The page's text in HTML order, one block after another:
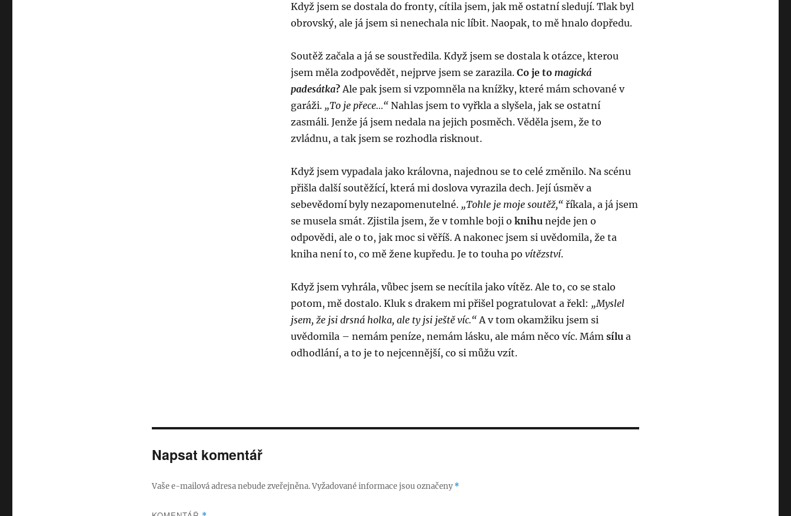
Když jsem se dostala do fronty, cítila jsem, jak mě ostatní sledují. Tlak byl
obrovský, ale já jsem si nenechala nic líbit. Naopak, to mě hnalo dopředu.
Soutěž začala a já se soustředila. Když jsem se dostala k otázce, kterou
jsem měla zodpovědět, nejprve jsem se zarazila.Co je tomagická
padesátka?Ale pak jsem si vzpomněla na knížky, které mám schované v
garáži. „To je přece…“ Nahlas jsem to vyřkla a slyšela, jak se ostatní
zasmáli. Jenže já jsem nedala na jejich posměch. Věděla jsem, že to
zvládnu, a tak jsem se rozhodla risknout.
Když jsem vypadala jako královna, najednou se to celé změnilo. Na scénu
přišla další soutěžící, která mi doslova vyrazila dech. Její úsměv a
sebevědomí byly nezapomenutelné. „Tohle je moje soutěž,“ říkala, a já jsem
se musela smát. Zjistila jsem, že v tomhle boji oknihu nejde jen o
odpovědi, ale o to, jak moc si věříš. A nakonec jsem si uvědomila, že ta
kniha není to, co mě žene kupředu. Je to touha povítězství.
Když jsem vyhrála, vůbec jsem se necítila jako vítěz. Ale to, co se stalo
potom, mě dostalo. Kluk s drakem mi přišel pogratulovat a řekl: „Myslel
jsem, že jsi drsná holka, ale ty jsi ještě víc.“A v tom okamžiku jsem si
uvědomila – nemám peníze, nemám lásku, ale mám něco víc. Mámsílu a
odhodlání, a to je to nejcennější, co si můžu vzít.
Napsat komentář
Vaše e-mailová adresa nebude zveřejněna.Vyžadované informace jsou označeny*